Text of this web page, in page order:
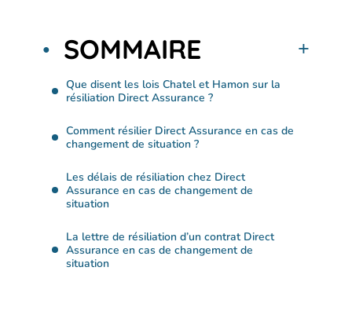
SOMMAIRE
Que disent les lois Chatel et Hamon sur la
résiliation Direct Assurance ?
Comment résilier Direct Assurance en cas de
changement de situation ?
Les délais de résiliation chez Direct
Assurance en cas de changement de
situation
La lettre de résiliation d’un contrat Direct
Assurance en cas de changement de
situation